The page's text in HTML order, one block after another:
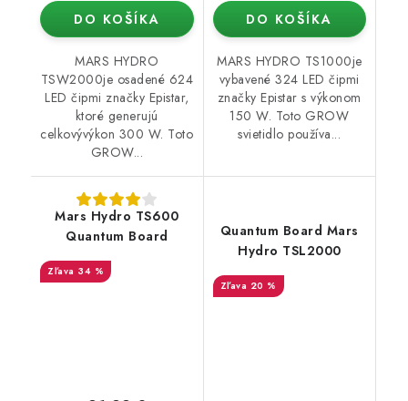
DO KOŠÍKA
MARS HYDRO
TSW2000je osadené 624
LED čipmi značky Epistar,
ktoré generujú
celkovývýkon 300 W. Toto
GROW...
DO KOŠÍKA
MARS HYDRO TS1000je
vybavené 324 LED čipmi
značky Epistar s výkonom
150 W. Toto GROW
svietidlo používa...
Mars Hydro TS600
Quantum Board
34 %
Quantum Board Mars
Hydro TSL2000
20 %